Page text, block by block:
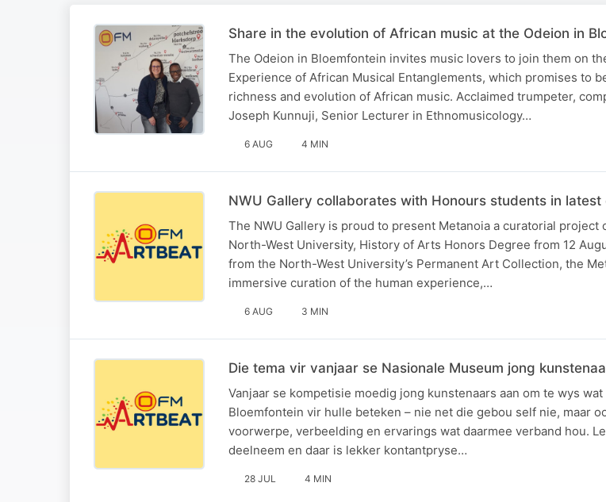
Share in the evolution of African music at the Odeion in
The Odeion in Bloemfontein invites music lovers to join them on
Experience of African Musical Entanglements, which promises to
richness and evolution of African music. Acclaimed trumpeter,
Joseph Kunnuji, Senior Lecturer in Ethnomusicology…
6 AUG 4 MIN
NWU Gallery collaborates with Honours students in latest
The NWU Gallery is proud to present Metanoia a curatorial
North-West University, History of Arts Honors Degree from 12
from the North-West University’s Permanent Art Collection, the
immersive curation of the human experience,…
6 AUG 3 MIN
Die tema vir vanjaar se Nasionale Museum jong
Vanjaar se kompetisie moedig jong kunstenaars aan om te wys
Bloemfontein vir hulle beteken – nie net die gebou self nie, maar
voorwerpe, verbeelding en ervarings wat daarmee verband hou.
deelneem en daar is lekker kontantpryse…
28 JUL 4 MIN